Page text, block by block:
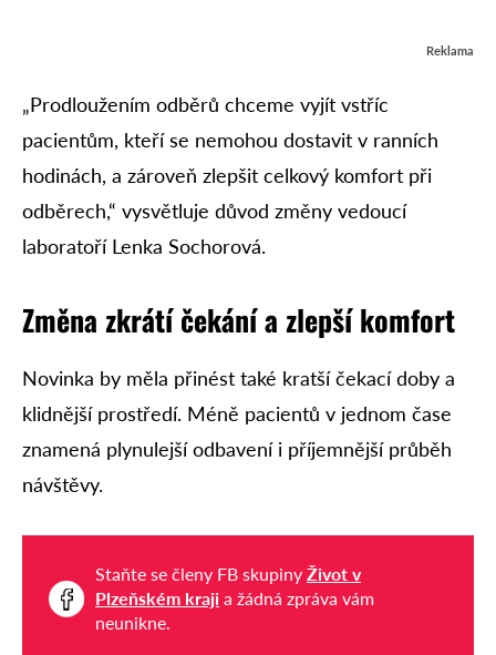
Reklama
„Prodloužením odběrů chceme vyjít vstříc
pacientům, kteří se nemohou dostavit v ranních
hodinách, a zároveň zlepšit celkový komfort při
odběrech,“ vysvětluje důvod změny vedoucí
laboratoří Lenka Sochorová.
Změna zkrátí čekání a zlepší komfort
Novinka by měla přinést také kratší čekací doby a
klidnější prostředí. Méně pacientů v jednom čase
znamená plynulejší odbavení i příjemnější průběh
návštěvy.
Staňte se členy FB skupiny Život v
Plzeňském kraji a žádná zpráva vám
neunikne.